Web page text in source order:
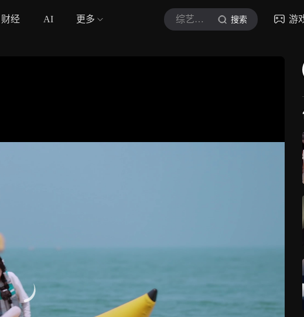
财经 AI 更多 综艺巨有梗 搜索 游